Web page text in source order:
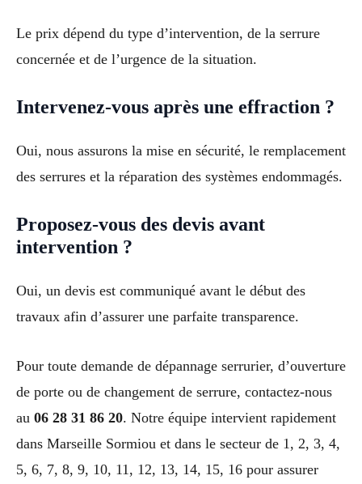
Le prix dépend du type d’intervention, de la serrure
concernée et de l’urgence de la situation.
Intervenez-vous après une effraction ?
Oui, nous assurons la mise en sécurité, le remplacement
des serrures et la réparation des systèmes endommagés.
Proposez-vous des devis avant
intervention ?
Oui, un devis est communiqué avant le début des
travaux afin d’assurer une parfaite transparence.
Pour toute demande de dépannage serrurier, d’ouverture
de porte ou de changement de serrure, contactez-nous
au 06 28 31 86 20. Notre équipe intervient rapidement
dans Marseille Sormiou et dans le secteur de 1, 2, 3, 4,
5, 6, 7, 8, 9, 10, 11, 12, 13, 14, 15, 16 pour assurer